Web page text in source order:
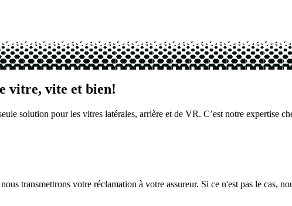
vitre, vite et bien!
solution pour les vitres latérales, arrière et de VR. C’est notre expertise
transmettrons votre réclamation à votre assureur. Si ce n'est pas le cas,